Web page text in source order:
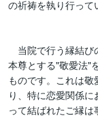
の祈祷を執り行って
当院で行う縁結び
本尊とする"敬愛法"
ものです。これは
り、特に恋愛関係
って結ばれたご縁は